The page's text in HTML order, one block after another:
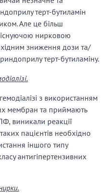
терт-бутиламін
Але це більш
існуючою нирковою
зниження дози та/
терт-бутиламіну.
з використанням
мембран та приймають
виникали реакції
пацієнтів необхідно
іншого типу
антигіпертензивних